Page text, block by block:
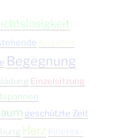
Angebot
Begegnung
Einzelsitzung
geschützte Zeit
Herz Inneres-